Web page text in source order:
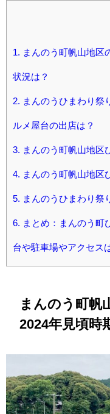
1. まんのう町帆山地区
状況は？
2. まんのうひまわり祭
ルメ屋台の出店は？
3. まんのう町帆山地区
4. まんのう町帆山地区
5. まんのうひまわり祭
6. まとめ：まんのう町
台や駐車場やアクセス
まんのう町帆
2024年見頃時